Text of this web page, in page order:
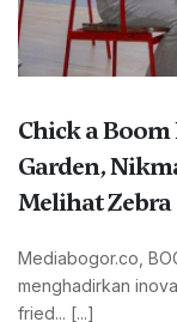
Chick a
Garden,
Melihat Zebra
Mediabogor.co,
menghadirkan
fried... [...]